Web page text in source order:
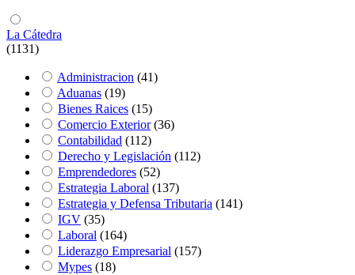
La Cátedra
(1131)
Administracion (41)
Aduanas (19)
Bienes Raices (15)
Comercio Exterior (36)
Contabilidad (112)
Derecho y Legislación (112)
Emprendedores (52)
Estrategia Laboral (137)
Estrategia y Defensa Tributaria (141)
IGV (35)
Laboral (164)
Liderazgo Empresarial (157)
Mypes (18)